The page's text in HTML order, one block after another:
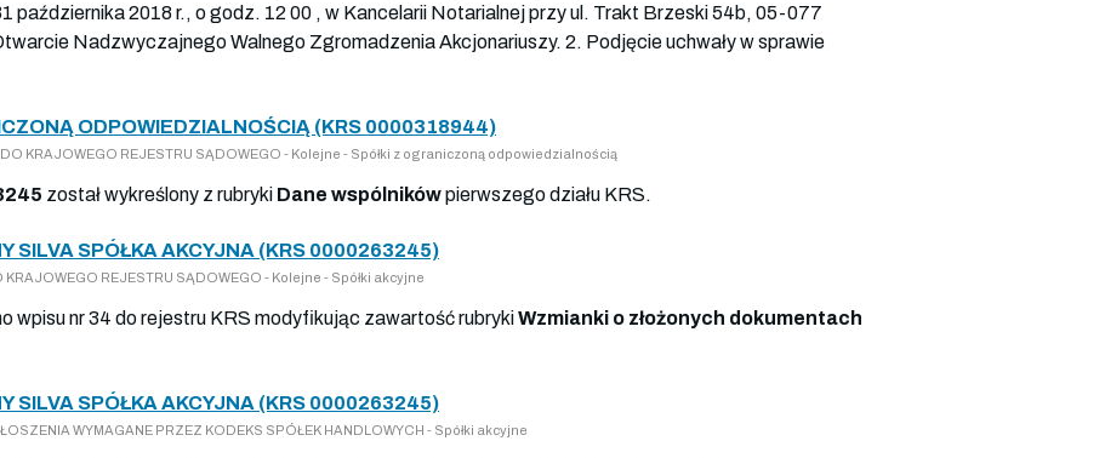
października 2018 r., o godz. 12 00 , w Kancelarii Notarialnej przy ul. Trakt Brzeski 54b, 05-077
Nadzwyczajnego Walnego Zgromadzenia Akcjonariuszy. 2. Podjęcie uchwały w sprawie
ODPOWIEDZIALNOŚCIĄ (KRS 0000318944)
KRAJOWEGO REJESTRU SĄDOWEGO - Kolejne - Spółki z ograniczoną odpowiedzialnością
został wykreślony z rubryki Dane wspólnikówpierwszego działu KRS.
SILVA SPÓŁKA AKCYJNA (KRS 0000263245)
KRAJOWEGO REJESTRU SĄDOWEGO - Kolejne - Spółki akcyjne
wpisu nr 34 do rejestru KRS modyfikując zawartość rubrykiWzmianki o złożonych dokumentach
SILVA SPÓŁKA AKCYJNA (KRS 0000263245)
WYMAGANE PRZEZ KODEKS SPÓŁEK HANDLOWYCH - Spółki akcyjne